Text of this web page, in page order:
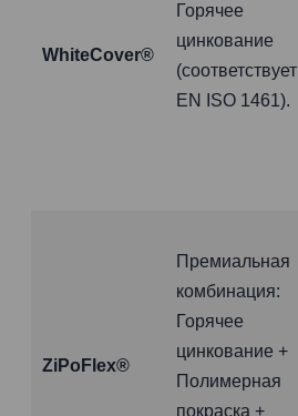
WhiteCover®
Горячее
цинкование
(соответствует
EN ISO 1461).
ZiPoFlex®
Премиальная
комбинация:
Горячее
цинкование +
Полимерная
покраска +